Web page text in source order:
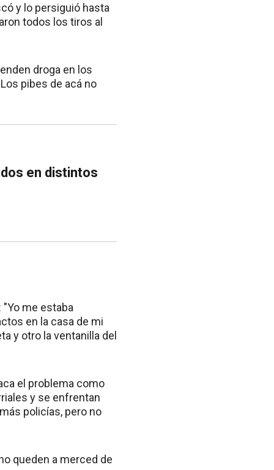
y lo persiguió hasta
todos los tiros al
droga en los
pibes de acá no
en distintos
"Yo me estaba
en la casa de mi
y otro la ventanilla del
el problema como
y se enfrentan
policías, pero no
queden a merced de